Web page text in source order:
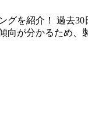
グを紹介！ 過去
が分かるため、